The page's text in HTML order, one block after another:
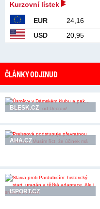
Kurzovní lístek
EUR 24,16
USD
20,95
ČLÁNKY ODJINUD
BLESK.CZ
AHA.CZ
ISPORT.CZ